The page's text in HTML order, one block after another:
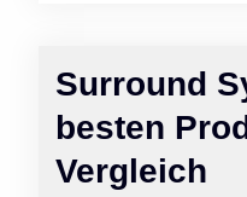
Surround
besten
Vergleich